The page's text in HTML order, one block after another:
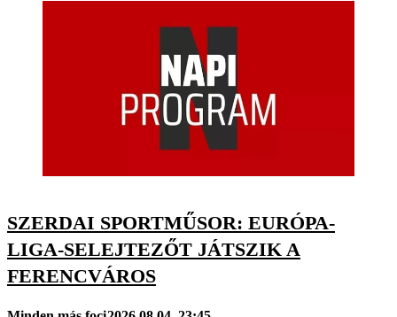
SZERDAI SPORTMŰSOR: EURÓPA-
LIGA-SELEJTEZŐT JÁTSZIK A
FERENCVÁROS